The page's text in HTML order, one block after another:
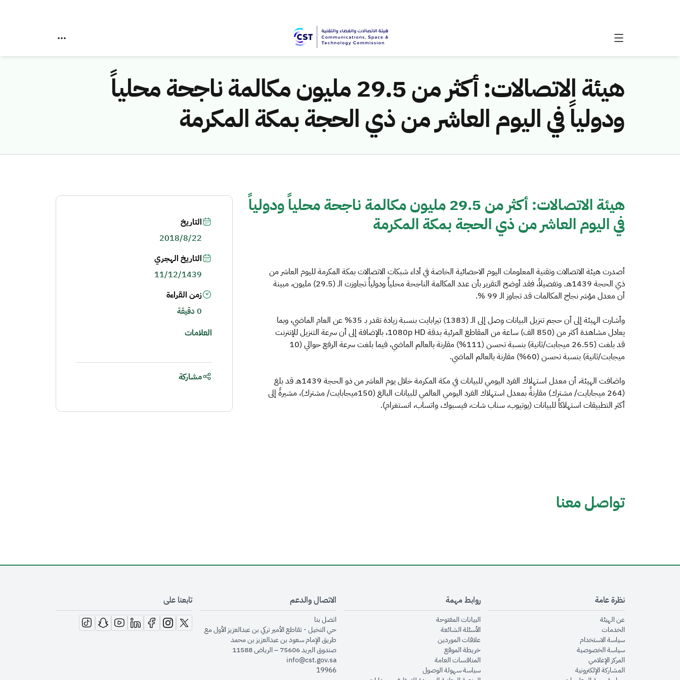
هيئة الاتصالات: أكثر من 29.5 مليون مكالمة ناجحة محلياً
ودولياً في اليوم العاشر من ذي الحجة بمكة المكرمة
هيئة الاتصالات: أكثر من 29.5 مليون مكالمة ناجحة محلياً ودولياً
في اليوم العاشر من ذي الحجة بمكة المكرمة
أصدرت هيئة الاتصالات وتقنية المعلومات اليوم الاحصائية الخاصة في أداء شبكات الاتصالات بمكة المكرمة لليوم العاشر من
ذي الحجة 1439هـ. وتفصيلاً، فقد أوضح التقرير بأن عدد المكالمة الناجحة محلياً ودولياً تجاوزت الـ (29.5) مليون، مبينة
أن معدل مؤشر نجاح المكالمات قد تجاوز الـ 99 %.
وأشارت الهيئة إلى أن حجم تنزيل البيانات وصل إلى الـ (1383) تيرابايت بنسبة زيادة تقدر بـ 35% عن العام الماضي، وبما
يعادل مشاهدة أكثر من (850 الف) ساعة من المقاطع المرئية بدقة 1080p HD، بالإضافة إلى أن سرعة التنزيل للإنترنت
قد بلغت (26.55 ميجابت/ثانية) بنسبة تحسن (111%) مقارنة بالعالم الماضي، فيما بلغت سرعة الرفع حوالي (10
ميجابت/ثانية) بنسبة تحسن (60%) مقارنة بالعالم الماضي.
واضافت الهيئة، أن معدل استهلاك الفرد اليومي للبيانات في مكة المكرمة خلال يوم العاشر من ذو الحجة 1439هـ قد بلغ
(264 ميجابايت/ مشترك) مقارنةً بمعدل استهلاك الفرد اليومي العالمي للبيانات البالغ (150ميجابايت/ مشترك)، مشيرةً إلى
أكثر التطبيقات استهلاكاً للبيانات (يوتيوب، سناب شات، فيسبوك، واتساب، انستغرام).
التاريخ
2018/8/22
التاريخ الهجري
11/12/1439
زمن القراءة
0 دقيقة
العلامات
مشاركة
تواصل معنا
نظرة عامة
عن الهيئةopens in new window
الخدماتopens in new window
سياسة الاستخدام
سياسة الخصوصيةopens in new window
المركز الإعلاميopens in new window
المشاركة الإلكترونيةopens in new window
روابط مهمة
البيانات المفتوحةopens in new window
الأسئلة الشائعةopens in new window
علاقات الموردينopens in new window
خريطة الموقعopens in new window
المنافسات العامةopens in new window
سياسة سهولة الوصولopens in new window
الاتصال والدعم
اتصل بنا
حي النخيل - تقاطع الأمير تركي بن عبدالعزيز الأول مع
طريق الإمام سعود بن عبدالعزيز بن محمد
صندوق البريد 75606 – الرياض 11588
info@cst.gov.sa
19966
تابعنا على
opens in new window
opens in new window
opens in new window
opens in new window
opens in new window
opens in new window
opens in new window